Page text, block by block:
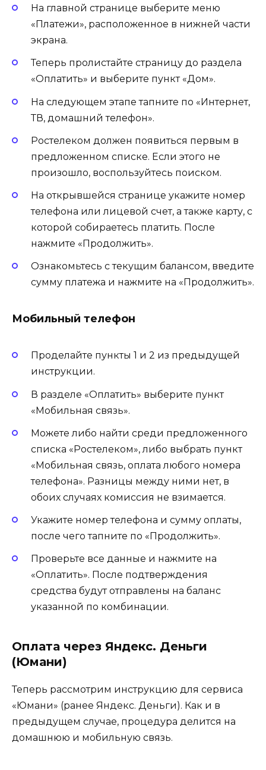
На главной странице выберите меню
«Платежи», расположенное в нижней части
экрана.
Теперь пролистайте страницу до раздела
«Оплатить» и выберите пункт «Дом».
На следующем этапе тапните по «Интернет,
ТВ, домашний телефон».
Ростелеком должен появиться первым в
предложенном списке. Если этого не
произошло, воспользуйтесь поиском.
На открывшейся странице укажите номер
телефона или лицевой счет, а также карту, с
которой собираетесь платить. После
нажмите «Продолжить».
Ознакомьтесь с текущим балансом, введите
сумму платежа и нажмите на «Продолжить».
Мобильный телефон
Проделайте пункты 1 и 2 из предыдущей
инструкции.
В разделе «Оплатить» выберите пункт
«Мобильная связь».
Можете либо найти среди предложенного
списка «Ростелеком», либо выбрать пункт
«Мобильная связь, оплата любого номера
телефона». Разницы между ними нет, в
обоих случаях комиссия не взимается.
Укажите номер телефона и сумму оплаты,
после чего тапните по «Продолжить».
Проверьте все данные и нажмите на
«Оплатить». После подтверждения
средства будут отправлены на баланс
указанной по комбинации.
Оплата через Яндекс. Деньги
(Юмани)
Теперь рассмотрим инструкцию для сервиса
«Юмани» (ранее Яндекс. Деньги). Как и в
предыдущем случае, процедура делится на
домашнюю и мобильную связь.